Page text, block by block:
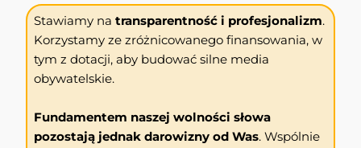
Stawiamy natransparentność i profesjonalizm.
Korzystamy ze zróżnicowanego finansowania, w
tym z dotacji, aby budować silne media
obywatelskie.
Fundamentem naszej wolności słowa
pozostają jednak darowizny od Was. Wspólnie